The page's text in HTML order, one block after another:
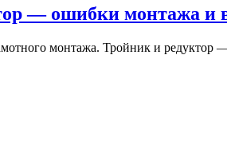
— ошибки монтажа и
монтажа. Тройник и